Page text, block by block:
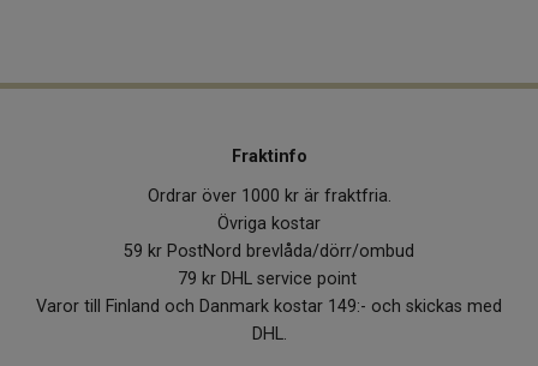
Fraktinfo
Ordrar över 1000 kr är fraktfria.
Övriga kostar
59 kr PostNord brevlåda/dörr/ombud
79 kr DHL service point
Varor till Finland och Danmark kostar 149:- och skickas med
DHL.